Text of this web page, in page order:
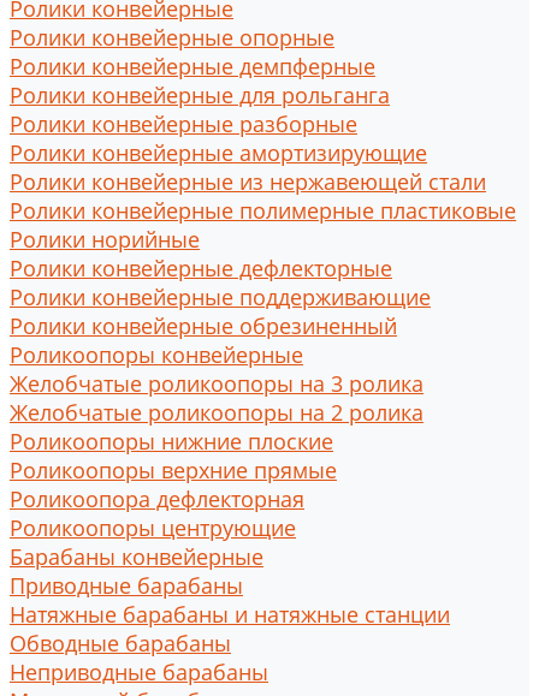
Ролики конвейерные
Ролики конвейерные опорные
Ролики конвейерные демпферные
Ролики конвейерные для рольганга
Ролики конвейерные разборные
Ролики конвейерные амортизирующие
Ролики конвейерные из нержавеющей стали
Ролики конвейерные полимерные пластиковые
Ролики норийные
Ролики конвейерные дефлекторные
Ролики конвейерные поддерживающие
Ролики конвейерные обрезиненный
Роликоопоры конвейерные
Желобчатые роликоопоры на 3 ролика
Желобчатые роликоопоры на 2 ролика
Роликоопоры нижние плоские
Роликоопоры верхние прямые
Роликоопора дефлекторная
Роликоопоры центрующие
Барабаны конвейерные
Приводные барабаны
Натяжные барабаны и натяжные станции
Обводные барабаны
Неприводные барабаны